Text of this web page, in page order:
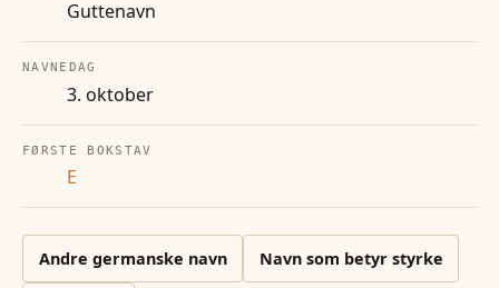
Guttenavn
NAVNEDAG
3. oktober
FØRSTE BOKSTAV
E
Andre germanske navn Navn som betyr styrke